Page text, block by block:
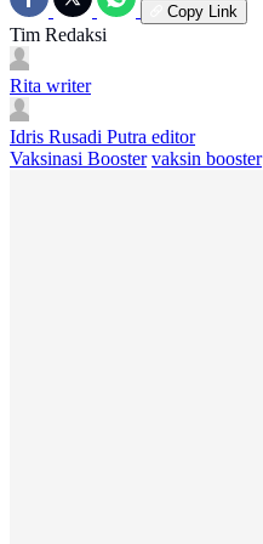
Copy Link
Tim Redaksi
Rita writer
Idris Rusadi Putra editor
Vaksinasi Booster vaksin booster